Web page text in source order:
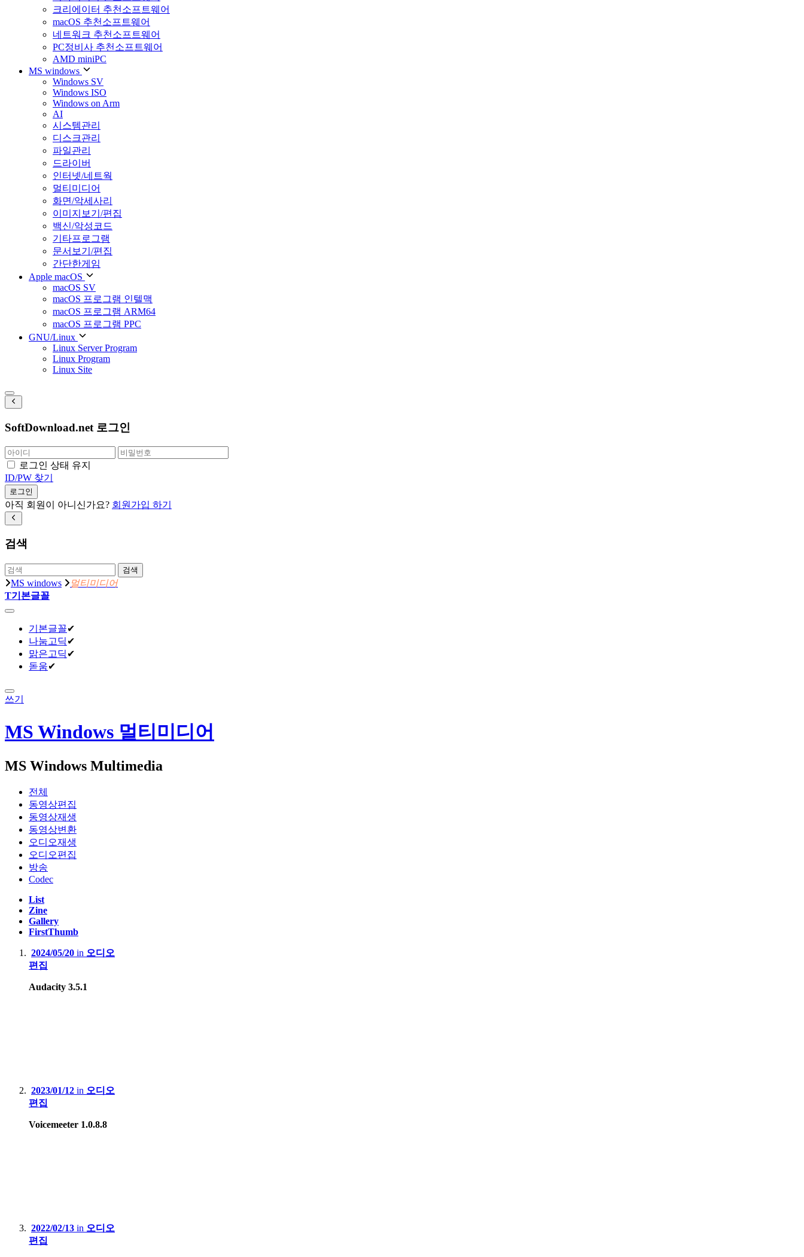
크리에이터 추천소프트웨어
macOS 추천소프트웨어
네트워크 추천소프트웨어
PC정비사 추천소프트웨어
AMD miniPC
MS windows
Windows SV
Windows ISO
Windows on Arm
AI
시스템관리
디스크관리
파일관리
드라이버
인터넷/네트웍
멀티미디어
화면/악세사리
이미지보기/편집
백신/악성코드
기타프로그램
문서보기/편집
간단한게임
Apple macOS
macOS SV
macOS 프로그램 인텔맥
macOS 프로그램 ARM64
macOS 프로그램 PPC
GNU/Linux
Linux Server Program
Linux Program
Linux Site
SoftDownload.net 로그인
로그인 상태 유지
ID/PW 찾기
로그인
아직 회원이 아니신가요? 회원가입 하기
검색
검색
MS windows
멀티미디어
T기본글꼴
기본글꼴✔
나눔고딕 ✔
맑은고딕 ✔
돋움✔
쓰기
MS Windows 멀티미디어
MS Windows Multimedia
전체
동영상편집
동영상재생
동영상변환
오디오재생
오디오편집
방송
Codec
List
Zine
Gallery
FirstThumb
2024/05/20 in 오디오
편집
Audacity 3.5.1
2023/01/12 in 오디오
편집
Voicemeeter 1.0.8.8
2022/02/13 in 오디오
편집